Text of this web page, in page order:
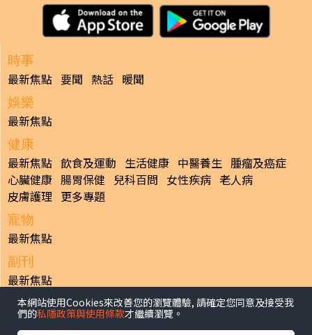
時事
最新焦點 要聞 熱話 暖聞
娛樂
最新焦點
健康
最新焦點 飲食及運動 生活健康 中醫養生 腫瘤及癌症
心臟健康 腸胃保健 兒科百問 女性疾病 老人病
皮膚護理 更多專題
寵物
最新焦點
副刊
最新焦點
日報
揭頁版 港聞 財經/地產 中國/國際
本網站使用Cookies來改善您的瀏覽體驗, 請確定您同意及接受我
們的私隱政策與使用條款才繼續瀏覽。